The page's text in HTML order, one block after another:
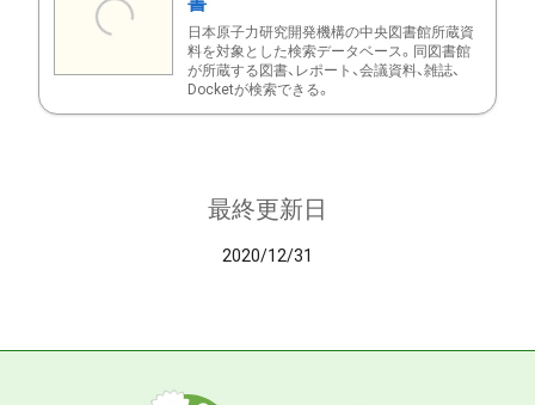
日本原子力研究開発機構の中央図書館所蔵資
料を対象とした検索データベース。同図書館
が所蔵する図書、レポート、会議資料、雑誌、
Docketが検索できる。
最終更新日
2020/12/31